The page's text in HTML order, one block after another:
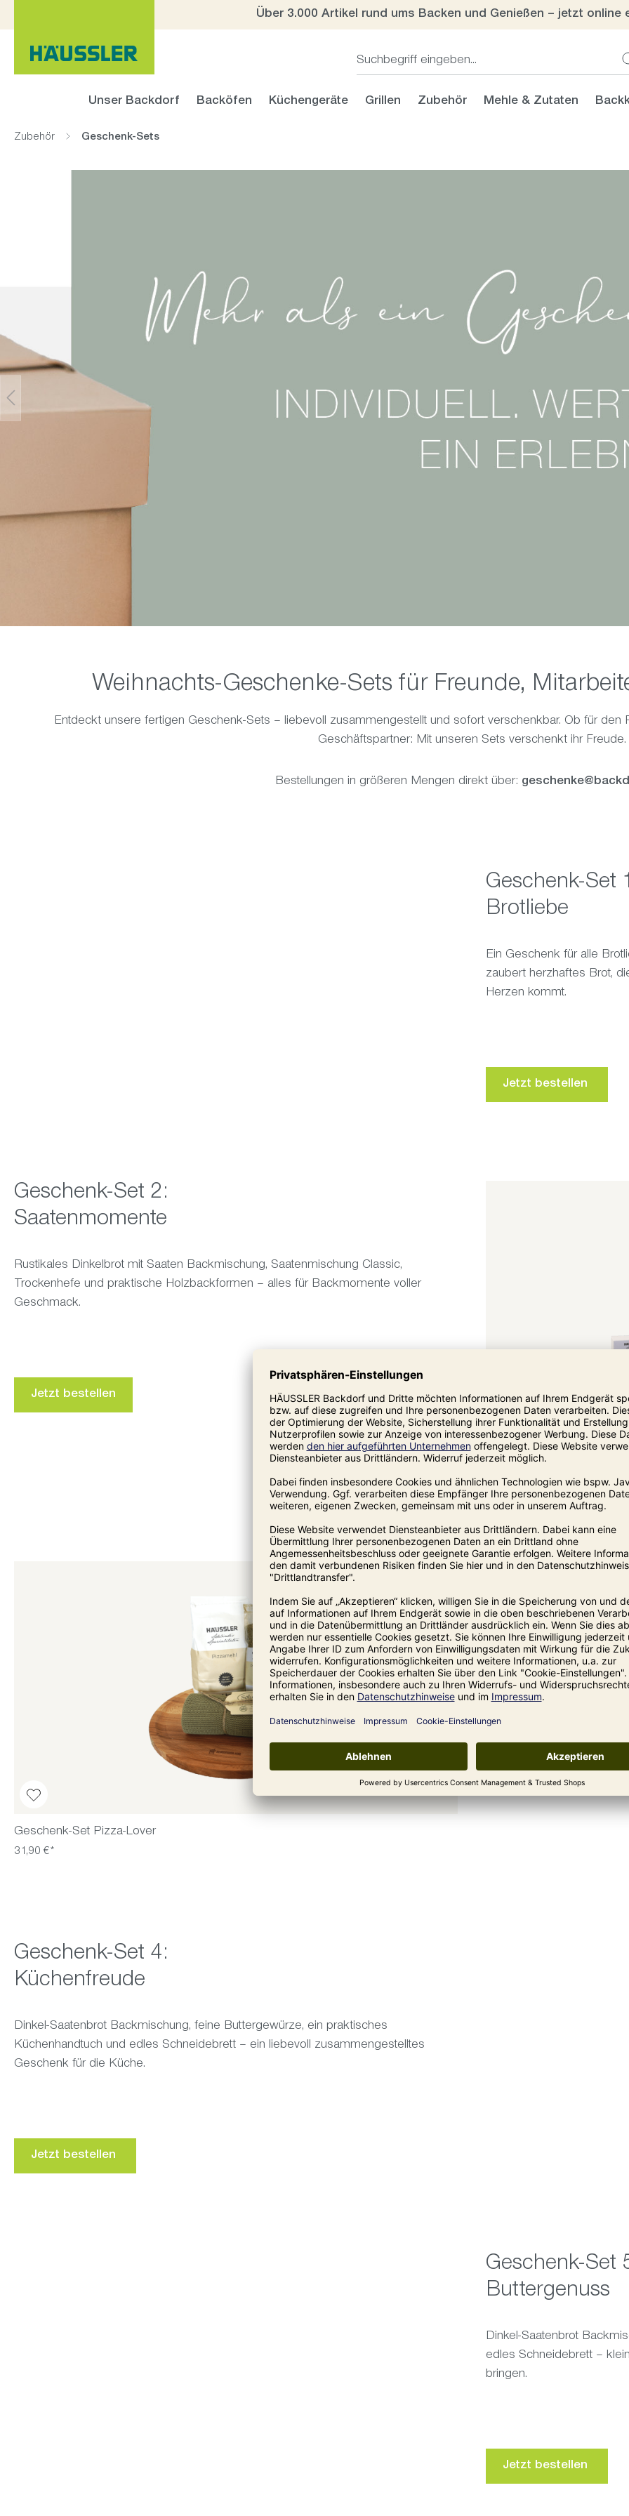
Über 3.000 Artikel rund ums Backen und Genießen – jetzt online
Unser Backdorf Backöfen Küchengeräte Grillen Zubehör Mehle & Zutaten
Zubehör Geschenk-Sets
Weihnachts-Geschenke-Sets für Freunde,
Entdeckt unsere fertigen Geschenk-Sets – liebevoll zusammengestellt und sofort verschenkbar. Ob für den
Geschäftspartner: Mit unseren Sets verschenkt ihr Freude.
Bestellungen in größeren Mengen direkt über:
Geschenk-Set
Brotliebe
Ein Geschenk für alle
zaubert herzhaftes Brot,
Herzen kommt.
Jetzt bestellen
Geschenk-Set 2:
Saatenmomente
Rustikales Dinkelbrot mit Saaten Backmischung, Saatenmischung Classic,
Trockenhefe und praktische Holzbackformen – alles für Backmomente voller
Geschmack.
Jetzt bestellen
Geschenk-Set
Geschenk-Set Pizza-Lover
31,90 €*
Geschenk-Set
Pizza-Lover
Pizzamehl, Gewürze,
Geschenk, das Pizza-
Jetzt bestellen
Geschenk-Set 4:
Küchenfreude
Dinkel-Saatenbrot Backmischung, feine Buttergewürze, ein praktisches
Küchenhandtuch und edles Schneidebrett – ein liebevoll zusammengestelltes
Geschenk für die Küche.
Jetzt bestellen
Geschenk-Set
Buttergenuss
Dinkel-Saatenbrot
edles Schneidebrett –
bringen.
Jetzt bestellen